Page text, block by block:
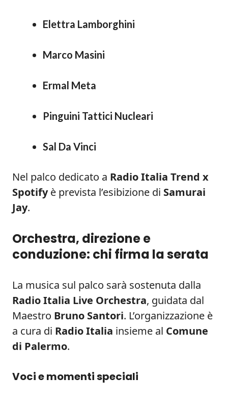
Elettra Lamborghini
Marco Masini
Ermal Meta
Pinguini Tattici Nucleari
Sal Da Vinci
Nel palco dedicato a Radio Italia Trend x
Spotifyè prevista l’esibizione di Samurai
Jay.
Orchestra, direzione e
conduzione: chi firma la serata
La musica sul palco sarà sostenuta dalla
Radio Italia Live Orchestra, guidata dal
Maestro Bruno Santori. L’organizzazione è
a cura di Radio Italia insieme al Comune
di Palermo.
Voci e momenti speciali